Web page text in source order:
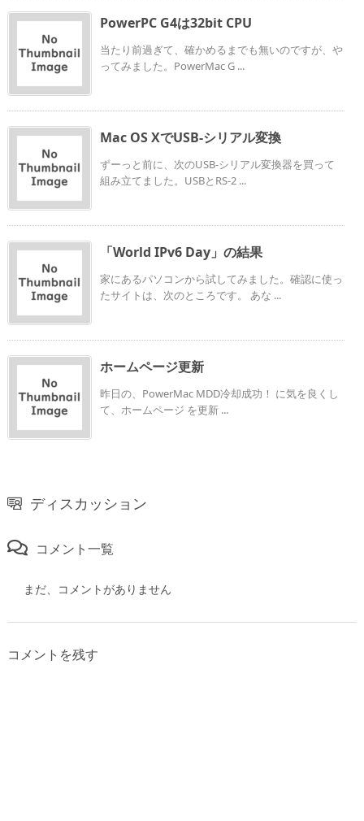
PowerPC G4は32bit CPU
当たり前過ぎて、確かめるまでも無いのですが、や
ってみました。PowerMac G ...
Mac OS XでUSB-シリアル変換
ずーっと前に、次のUSB-シリアル変換器を買って
組み立てました。USBとRS-2 ...
「World IPv6 Day」の結果
家にあるパソコンから試してみました。確認に使っ
たサイトは、次のところです。 あな ...
ホームページ更新
昨日の、PowerMac MDD冷却成功！ に気を良くし
て、ホームページ を更新 ...
ディスカッション
コメント一覧
まだ、コメントがありません
コメントを残す